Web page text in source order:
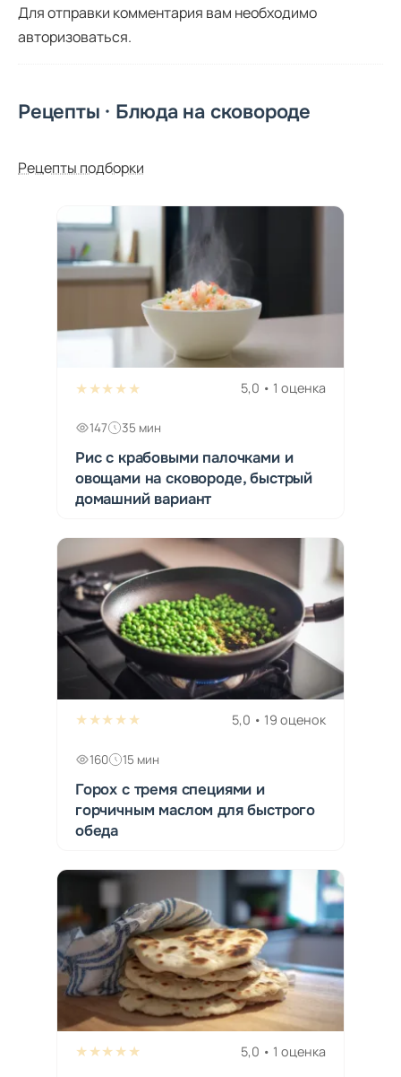
Для отправки комментария вам необходимо
авторизоваться.
Рецепты · Блюда на сковороде
Рецепты подборки
★★★★★ 5,0 • 1 оценка
147 35 мин
Рис с крабовыми палочками и
овощами на сковороде, быстрый
домашний вариант
★★★★★ 5,0 • 19 оценок
160 15 мин
Горох с тремя специями и
горчичным маслом для быстрого
обеда
★★★★★ 5,0 • 1 оценка